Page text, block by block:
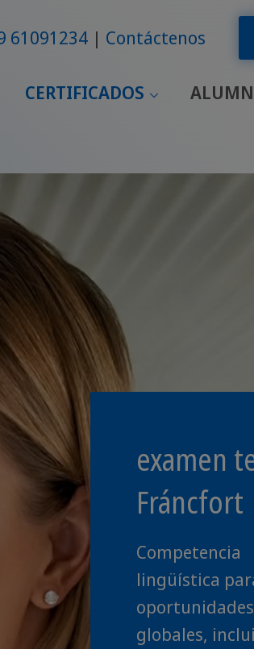
61091234 Contáctenos
CERTIFICADOS
examen
Fráncfort
Competencia
lingüística
oportunidades
globales,